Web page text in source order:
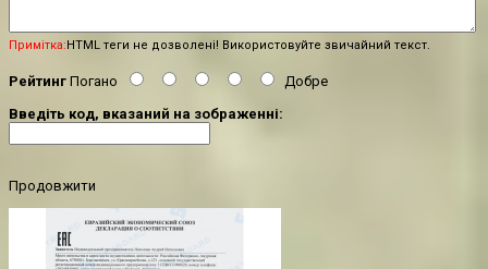
Примітка: HTML теги не дозволені! Використовуйте звичайний текст.
Рейтинг Погано
Добре
Введіть код, вказаний на зображенні:
Продовжити